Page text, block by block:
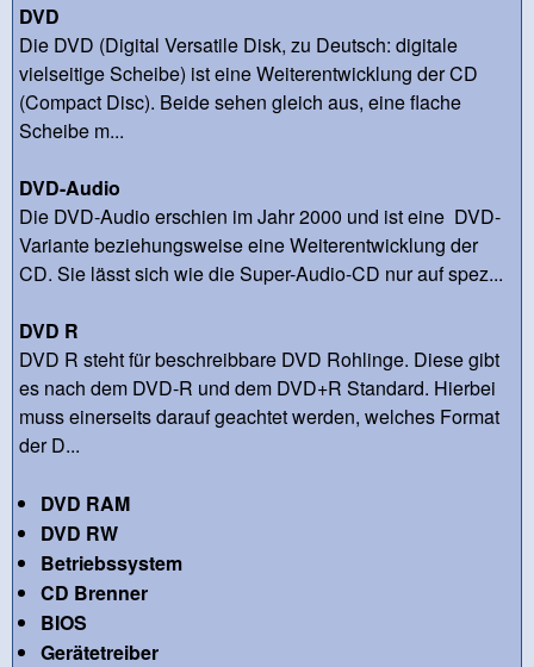
DVD
Die DVD (Digital Versatile Disk, zu Deutsch: digitale
vielseitige Scheibe) ist eine Weiterentwicklung der CD
(Compact Disc). Beide sehen gleich aus, eine flache
Scheibe m...
DVD-Audio
Die DVD-Audio erschien im Jahr 2000 und ist eine DVD-
Variante beziehungsweise eine Weiterentwicklung der
CD. Sie lässt sich wie die Super-Audio-CD nur auf spez...
DVD R
DVD R steht für beschreibbare DVD Rohlinge. Diese gibt
es nach dem DVD-R und dem DVD+R Standard. Hierbei
muss einerseits darauf geachtet werden, welches Format
der D...
DVD RAM
DVD RW
Betriebssystem
CD Brenner
BIOS
Gerätetreiber